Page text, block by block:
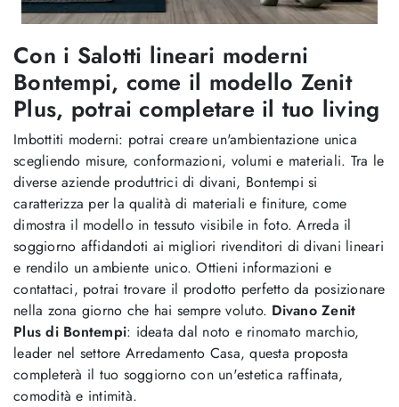
Con i Salotti lineari moderni
Bontempi, come il modello Zenit
Plus, potrai completare il tuo living
Imbottiti moderni: potrai creare un'ambientazione unica
scegliendo misure, conformazioni, volumi e materiali. Tra le
diverse aziende produttrici di divani, Bontempi si
caratterizza per la qualità di materiali e finiture, come
dimostra il modello in tessuto visibile in foto. Arreda il
soggiorno affidandoti ai migliori rivenditori di divani lineari
e rendilo un ambiente unico. Ottieni informazioni e
contattaci, potrai trovare il prodotto perfetto da posizionare
nella zona giorno che hai sempre voluto. Divano Zenit
Plus di Bontempi: ideata dal noto e rinomato marchio,
leader nel settore Arredamento Casa, questa proposta
completerà il tuo soggiorno con un'estetica raffinata,
comodità e intimità.